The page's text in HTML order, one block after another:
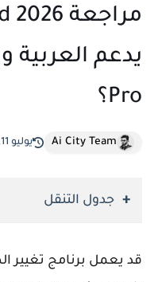
يدعم
Pro؟
Ai City Team يوليو 11, 2026
جدول التنقل
قد يعمل برنامج تغيير